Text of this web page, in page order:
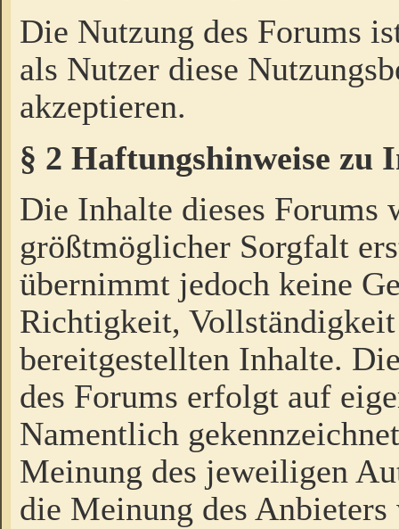
Die Nutzung des Forums
als Nutzer diese
akzeptieren.
§ 2 Haftungshinweise zu
Die Inhalte dieses Forums
größtmöglicher Sorgfalt
übernimmt jedoch keine
Richtigkeit,
bereitgestellten Inhalte.
des Forums erfolgt auf
Namentlich
Meinung des jeweiligen
die Meinung des Anbieters